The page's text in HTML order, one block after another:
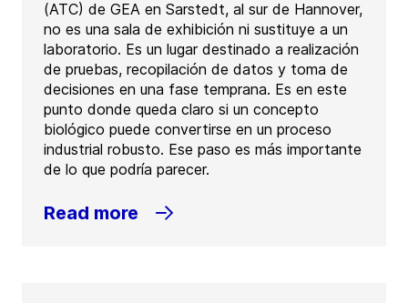
(ATC) de GEA en Sarstedt, al sur de Hannover,
no es una sala de exhibición ni sustituye a un
laboratorio. Es un lugar destinado a realización
de pruebas, recopilación de datos y toma de
decisiones en una fase temprana. Es en este
punto donde queda claro si un concepto
biológico puede convertirse en un proceso
industrial robusto. Ese paso es más importante
de lo que podría parecer.
Read more